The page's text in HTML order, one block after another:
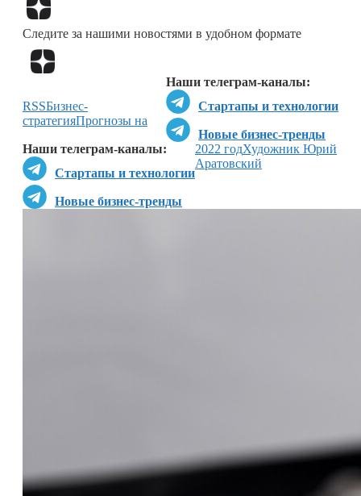
Следите за нашими новостями в удобном формате
Наши телеграм-каналы:
Стартапы и технологии
Новые бизнес-тренды
Наши телеграм-каналы:
Стартапы и технологии
Новые бизнес-тренды
RSSБизнес-
стратегияПрогнозы на
2022 годХудожник Юрий
Аратовский